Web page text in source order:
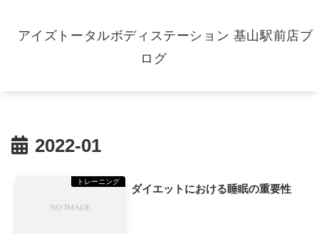
アイズトータルボディステーション 基山駅前店ブ
ログ
2022-01
トレーニング
ダイエットにおける睡眠の重要性